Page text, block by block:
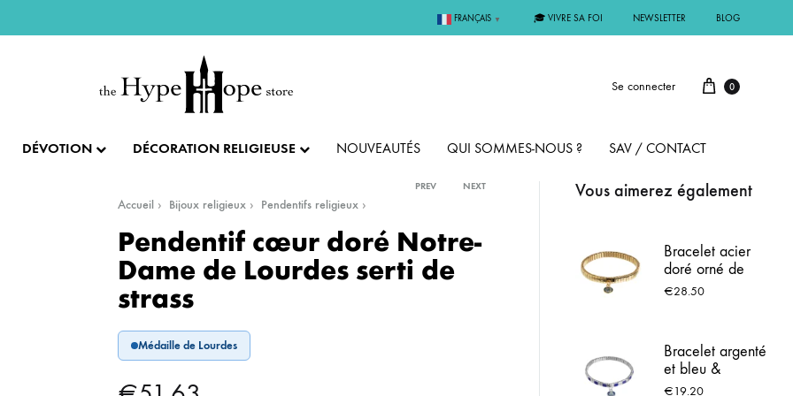
FRANÇAIS ▼ 🎓 VIVRE SA FOI NEWSLETTER BLOG
Se connecter 0
COLLECTION IMPÉRIALE
AUTRES BIJOUX
BAGUES
DÉVOTION
FÊTES ET LITURGIE
💝 SAINT VALENTIN
SACREMENTS
CADEAU DE BAPTÊME
DÉCORATION RELIGIEUSE NOUVEAUTÉS QUI SOMMES-NOUS ? SAV / CONTACT
Accueil Bijoux religieux Pendentifs religieux
PREV NEXT
Pendentif cœur doré Notre-
Dame de Lourdes serti de
strass
Médaille de Lourdes
Vous aimerez également
Bracelet acier
doré orné de
strass brillants
€28.50
Bracelet argenté
et bleu &
Médaille de
€19.20